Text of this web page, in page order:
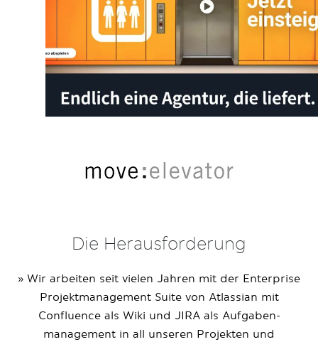
Die Herausforderung
» Wir arbeiten seit vielen Jahren mit der Enterprise
Projektmanagement Suite von Atlassian mit
Confluence als Wiki und JIRA als Aufgaben-
management in all unseren Projekten und